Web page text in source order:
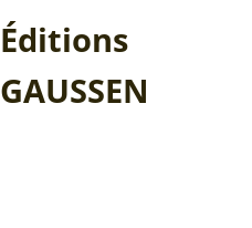
Éditions
GAUSSEN